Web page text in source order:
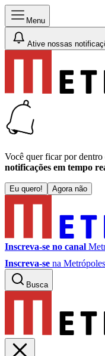
Menu
Ative nossas
Você quer ficar por dentro
notificações em tempo
Eu quero! Agora não
Inscreva-se no canal
Inscreva-se na
Busca